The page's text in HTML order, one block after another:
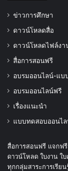
ข่าวการศึกษา
ดาวน์โหลดสื่อ
ดาวน์โหลดไฟล์งา
สื่อการสอนฟรี
อบรมออนไลน์-แบ
อบรมออนไลน์ฟรี
เรื่องแนะนำ
แบบทดสอบออนไ
สื่อการสอนฟรี แจกฟ
ดาวน์โหลด ใบงาน ใ
ทุกกลุ่มสาระการเรีย